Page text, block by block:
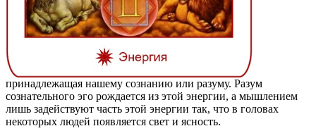
принадлежащая нашему сознанию или разуму. Разум
сознательного эго рождается из этой энергии, а мышлением
лишь задействуют часть этой энергии так, что в головах
некоторых людей появляется свет и ясность.